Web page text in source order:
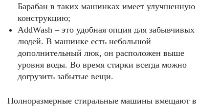
Барабан в таких машинках имеет улучшенную
конструкцию;
AddWash – это удобная опция для забывчивых
людей. В машинке есть небольшой
дополнительный люк, он расположен выше
уровня воды. Во время стирки всегда можно
догрузить забытые вещи.
Полноразмерные стиральные машины вмещают в